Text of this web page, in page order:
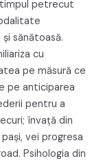
timpul petrecut
sănătoasă.
cu
pe măsură ce
pe anticiparea
pentru a
învață din
vei progresa
Psihologia din